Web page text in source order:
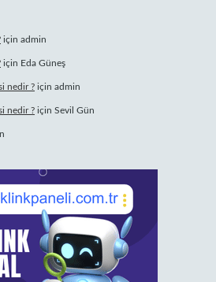
için admin
için Eda Güneş
nedir ? için admin
nedir ? için Sevil Gün